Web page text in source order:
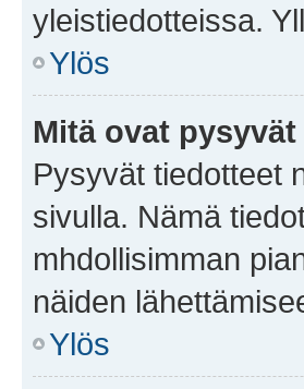
yleistiedotteissa.
Ylös
Mitä ovat
Pysyvät tiedotteet
sivulla. Nämä
mhdollisimman
näiden
Ylös